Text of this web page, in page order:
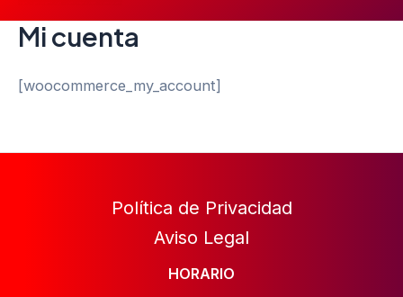
Mi cuenta
[woocommerce_my_account]
Política de Privacidad
Aviso Legal
HORARIO